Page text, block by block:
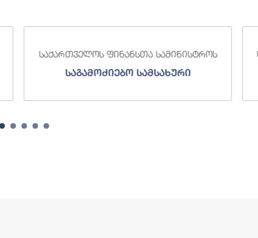
საქართველოს ფინანსთა სამინისტროს
საგამოძიებო სამსახური